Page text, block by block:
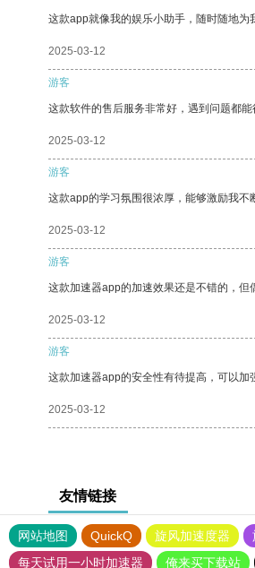
这款app就像我的娱乐小助手，随时随地为
2025-03-12
游客
这款软件的售后服务非常好，遇到问题都能
2025-03-12
游客
这款app的学习氛围很浓厚，能够激励我不
2025-03-12
游客
这款加速器app的加速效果还是不错的，但
2025-03-12
游客
这款加速器app的安全性有待提高，可以加
2025-03-12
友情链接
网站地图 QuickQ 旋风加速度器
每天试用一小时加速器
俺来买下载站